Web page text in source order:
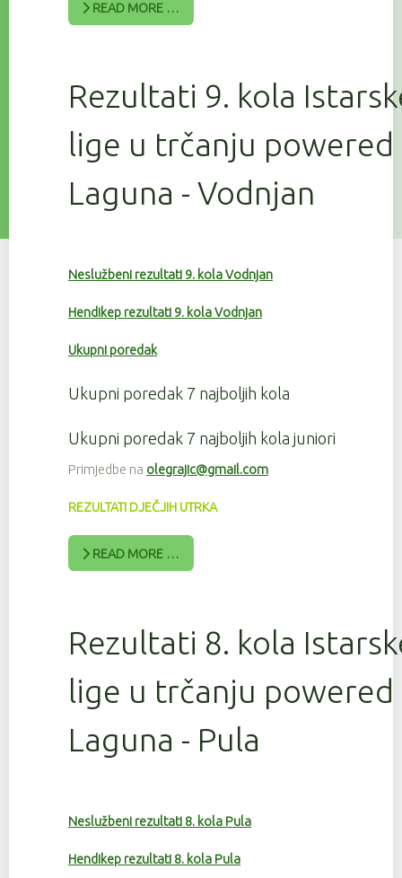
READ MORE …
Rezultati 9. kola
lige u trčanju powered
Laguna - Vodnjan
Neslužbeni rezultati 9. kola Vodnjan
Hendikep rezultati 9. kola Vodnjan
Ukupni poredak
Ukupni poredak 7 najboljih kola
Ukupni poredak 7 najboljih kola juniori
Primjedbe na olegrajic@gmail.com
REZULTATI DJEČJIH UTRKA
READ MORE …
Rezultati 8. kola
lige u trčanju powered
Laguna - Pula
Neslužbeni rezultati 8. kola Pula
Hendikep rezultati 8. kola Pula